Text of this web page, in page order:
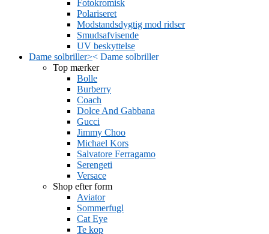
Fotokromisk
Polariseret
Modstandsdygtig mod ridser
Smudsafvisende
UV beskyttelse
Dame solbriller>< Dame solbriller
Top mærker
Bolle
Burberry
Coach
Dolce And Gabbana
Gucci
Jimmy Choo
Michael Kors
Salvatore Ferragamo
Serengeti
Versace
Shop efter form
Aviator
Sommerfugl
Cat Eye
Te kop